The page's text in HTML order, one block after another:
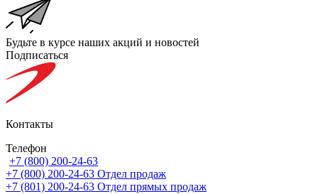
Будьте в курсе наших акций и новостей
Подписаться
Контакты
Телефон
+7 (800) 200-24-63
+7 (800) 200-24-63 Отдел продаж
+7 (801) 200-24-63 Отдел прямых продаж